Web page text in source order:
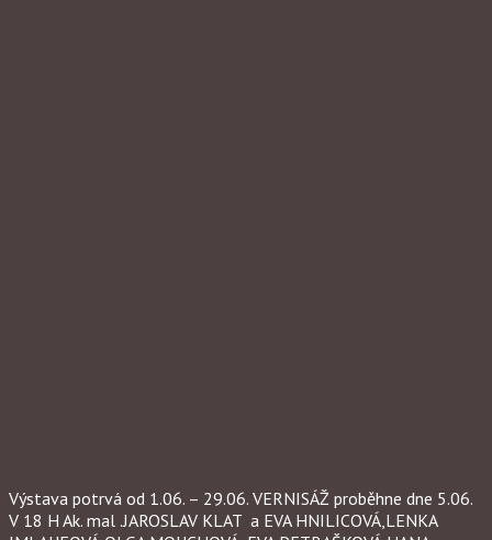
Výstava potrvá od 1.06. – 29.06. VERNISÁŽ proběhne dne 5.06.
V 18 H Ak. mal .JAROSLAV KLAT a EVA HNILICOVÁ,LENKA